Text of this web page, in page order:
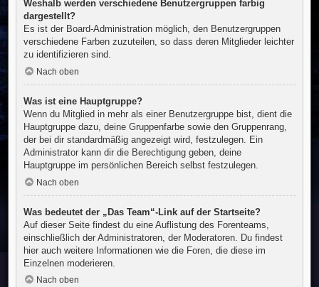
Weshalb werden verschiedene Benutzergruppen farbig
dargestellt?
Es ist der Board-Administration möglich, den Benutzergruppen
verschiedene Farben zuzuteilen, so dass deren Mitglieder leichter
zu identifizieren sind.
Nach oben
Was ist eine Hauptgruppe?
Wenn du Mitglied in mehr als einer Benutzergruppe bist, dient die
Hauptgruppe dazu, deine Gruppenfarbe sowie den Gruppenrang,
der bei dir standardmäßig angezeigt wird, festzulegen. Ein
Administrator kann dir die Berechtigung geben, deine
Hauptgruppe im persönlichen Bereich selbst festzulegen.
Nach oben
Was bedeutet der „Das Team“-Link auf der Startseite?
Auf dieser Seite findest du eine Auflistung des Forenteams,
einschließlich der Administratoren, der Moderatoren. Du findest
hier auch weitere Informationen wie die Foren, die diese im
Einzelnen moderieren.
Nach oben